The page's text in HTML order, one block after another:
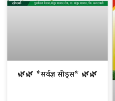
🌿🌿 *सर्वज्ञ सीड्स* 🌿🌿